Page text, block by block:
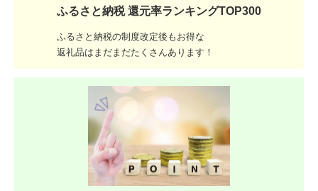
ふるさと納税 還元率ランキングTOP300
ふるさと納税の制度改定後もお得な
返礼品はまだまだたくさんあります！